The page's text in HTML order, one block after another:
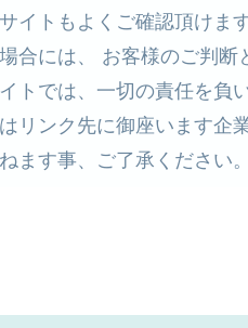
イトもよくご確認頂けま
合には、 お客様のご判断
トでは、一切の責任を負
リンク先に御座います企
ます事、ご了承ください。